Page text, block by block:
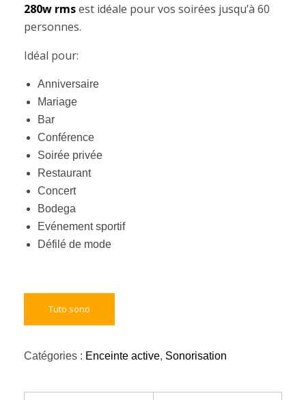
280w rmsest idéale pour vos soirées jusqu’à 60
personnes.
Idéal pour:
Anniversaire
Mariage
Bar
Conférence
Soirée privée
Restaurant
Concert
Bodega
Evénement sportif
Défilé de mode
Tuto sono
Catégories : Enceinte active, Sonorisation